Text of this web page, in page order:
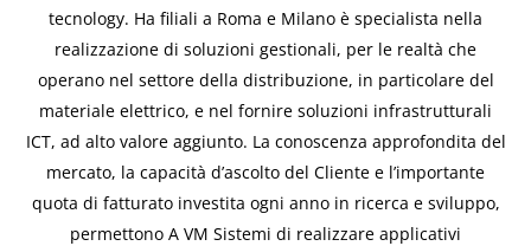
tecnology. Ha filiali a Roma e Milano è specialista nella
realizzazione di soluzioni gestionali, per le realtà che
operano nel settore della distribuzione, in particolare del
materiale elettrico, e nel fornire soluzioni infrastrutturali
ICT, ad alto valore aggiunto. La conoscenza approfondita del
mercato, la capacità d’ascolto del Cliente e l’importante
quota di fatturato investita ogni anno in ricerca e sviluppo,
permettono A VM Sistemi di realizzare applicativi